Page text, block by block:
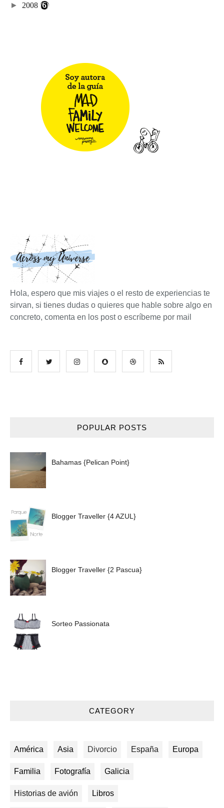
► 2008 (6)
Hola, espero que mis viajes o el resto de experiencias te
sirvan, si tienes dudas o quieres que hable sobre algo en
concreto, comenta en los post o escríbeme por mail
POPULAR POSTS
Bahamas {Pelican Point}
Blogger Traveller {4 AZUL}
Blogger Traveller {2 Pascua}
Sorteo Passionata
CATEGORY
América Asia Divorcio España Europa
Familia Fotografía Galicia
Historias de avión Libros